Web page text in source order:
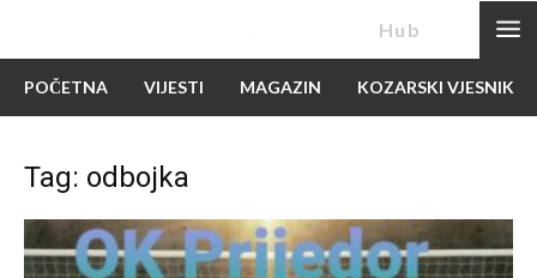
Hub
POČETNA VIJESTI MAGAZIN KOZARSKI VJESNIK
Tag: odbojka